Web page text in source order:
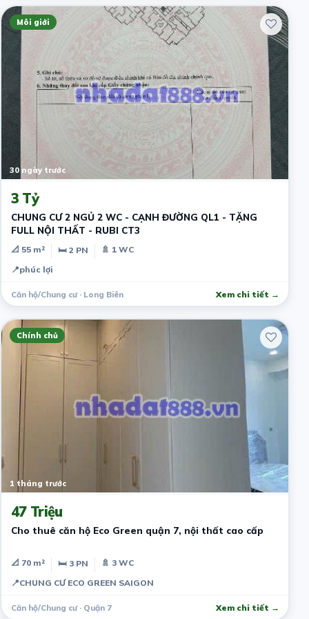
Môi giới
30 ngày trước
3 Tỷ
CHUNG CƯ 2 NGỦ 2 WC - CẠNH ĐƯỜNG QL1 - TẶNG
FULL NỘI THẤT - RUBI CT3
📐 55 m² 🛏 2 PN
🚿 1 WC
📍phúc lợi
Căn hộ/Chung cư · Long Biên Xem chi tiết →
Chính chủ
1 tháng trước
47 Triệu
Cho thuê căn hộ Eco Green quận 7, nội thất cao cấp
📐 70 m² 🛏 3 PN
🚿 3 WC
📍CHUNG CƯ ECO GREEN SAIGON
Căn hộ/Chung cư · Quận 7 Xem chi tiết →